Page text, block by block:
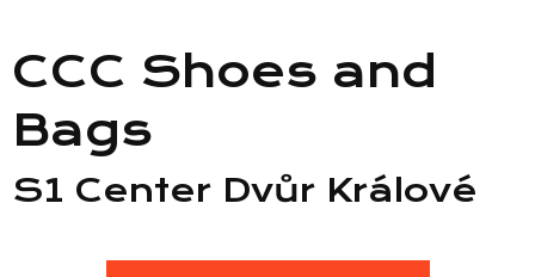
CCC Shoes and
Bags
S1 Center Dvůr Králové